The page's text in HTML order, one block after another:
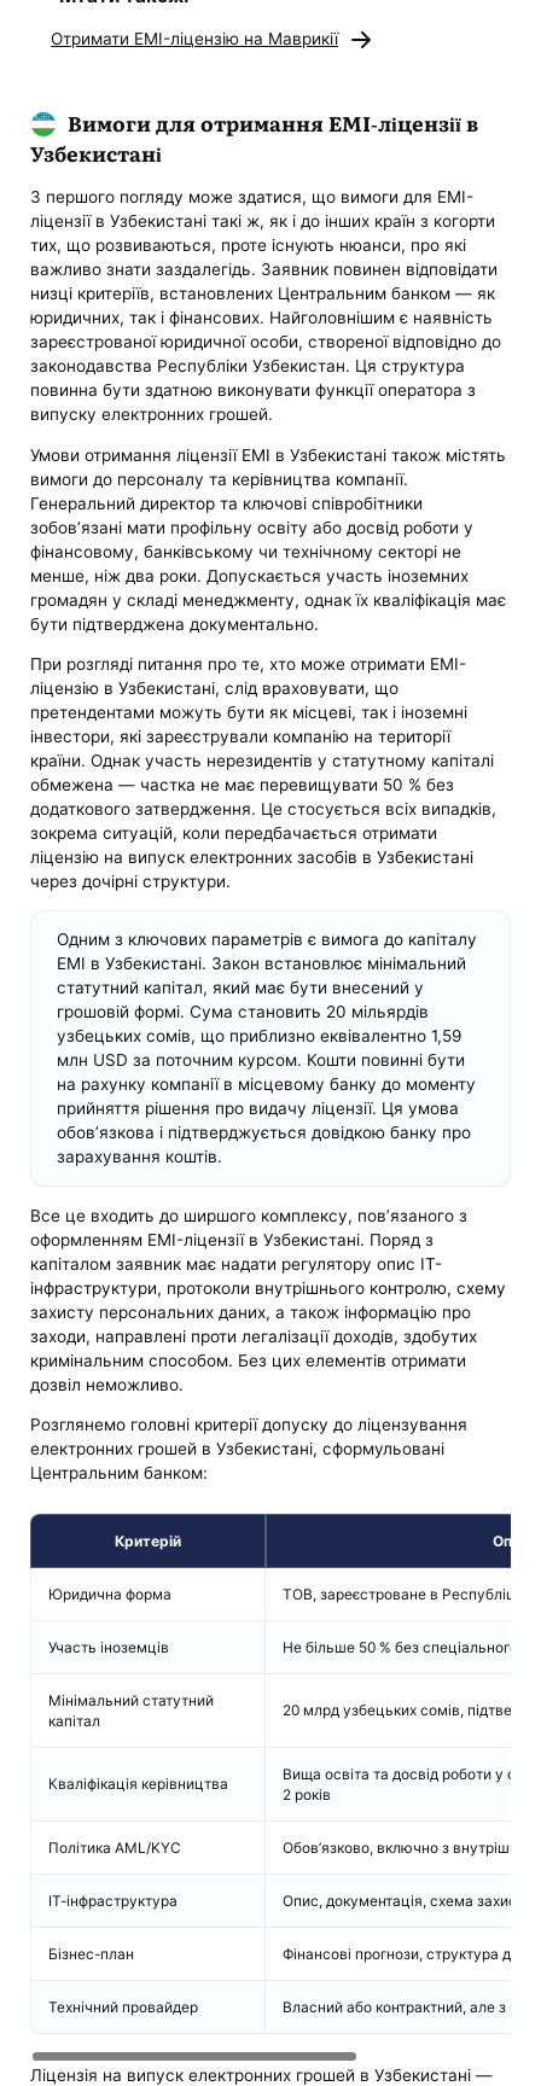
Отримати EMI-ліцензію на Маврикії
Вимоги для отримання EMI-ліцензії в
Узбекистані
З першого погляду може здатися, що вимоги для EMI-
ліцензії в Узбекистані такі ж, як і до інших країн з когорти
тих, що розвиваються, проте існують нюанси, про які
важливо знати заздалегідь. Заявник повинен відповідати
низці критеріїв, встановлених Центральним банком — як
юридичних, так і фінансових. Найголовнішим є наявність
зареєстрованої юридичної особи, створеної відповідно до
законодавства Республіки Узбекистан. Ця структура
повинна бути здатною виконувати функції оператора з
випуску електронних грошей.
Умови отримання ліцензії EMI в Узбекистані також містять
вимоги до персоналу та керівництва компанії.
Генеральний директор та ключові співробітники
зобов’язані мати профільну освіту або досвід роботи у
фінансовому, банківському чи технічному секторі не
менше, ніж два роки. Допускається участь іноземних
громадян у складі менеджменту, однак їх кваліфікація має
бути підтверджена документально.
При розгляді питання про те, хто може отримати EMI-
ліцензію в Узбекистані, слід враховувати, що
претендентами можуть бути як місцеві, так і іноземні
інвестори, які зареєстрували компанію на території
країни. Однак участь нерезидентів у статутному капіталі
обмежена — частка не має перевищувати 50 % без
додаткового затвердження. Це стосується всіх випадків,
зокрема ситуацій, коли передбачається отримати
ліцензію на випуск електронних засобів в Узбекистані
через дочірні структури.
Одним з ключових параметрів є вимога до капіталу
EMI в Узбекистані. Закон встановлює мінімальний
статутний капітал, який має бути внесений у
грошовій формі. Сума становить 20 мільярдів
узбецьких сомів, що приблизно еквівалентно 1,59
млн USD за поточним курсом. Кошти повинні бути
на рахунку компанії в місцевому банку до моменту
прийняття рішення про видачу ліцензії. Ця умова
обов’язкова і підтверджується довідкою банку про
зарахування коштів.
Все це входить до ширшого комплексу, пов’язаного з
оформленням EMI-ліцензії в Узбекистані. Поряд з
капіталом заявник має надати регулятору опис ІТ-
інфраструктури, протоколи внутрішнього контролю, схему
захисту персональних даних, а також інформацію про
заходи, направлені проти легалізації доходів, здобутих
кримінальним способом. Без цих елементів отримати
дозвіл неможливо.
Розглянемо головні критерії допуску до ліцензування
електронних грошей в Узбекистані, сформульовані
Центральним банком:
Критерій Опис
Юридична форма ТОВ, зареєстроване в Республіці
Участь іноземців Не більше 50 % без спеціального
Мінімальний статутний
капітал
20 млрд узбецьких сомів,
Кваліфікація керівництва
Вища освіта та досвід роботи у
2 років
Політика AML/KYC Обов’язково, включно з
ІТ-інфраструктура Опис, документація, схема захисту
Бізнес-план Фінансові прогнози, структура
Технічний провайдер Власний або контрактний, але з
Ліцензія на випуск електронних грошей в Узбекистані —